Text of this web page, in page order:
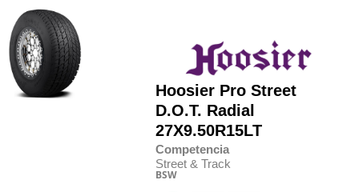
Hoosier Pro Street
D.O.T. Radial
27X9.50R15LT
Competencia
Street & Track
BSW